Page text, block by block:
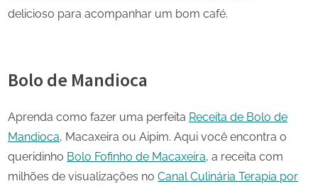
delicioso para acompanhar um bom café.
Bolo de Mandioca
Aprenda como fazer uma perfeita Receita de Bolo de
Mandioca, Macaxeira ou Aipim. Aqui você encontra o
queridinho Bolo Fofinho de Macaxeira, a receita com
milhões de visualizações no Canal Culinária Terapia por